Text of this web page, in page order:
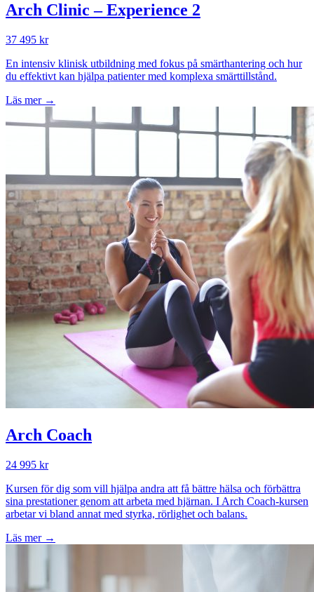
Arch Clinic – Experience 2
37 495 kr
En intensiv klinisk utbildning med fokus på smärthantering och hur
du effektivt kan hjälpa patienter med komplexa smärttillstånd.
Läs mer →
Arch Coach
24 995 kr
Kursen för dig som vill hjälpa andra att få bättre hälsa och förbättra
sina prestationer genom att arbeta med hjärnan. I Arch Coach-kursen
arbetar vi bland annat med styrka, rörlighet och balans.
Läs mer →